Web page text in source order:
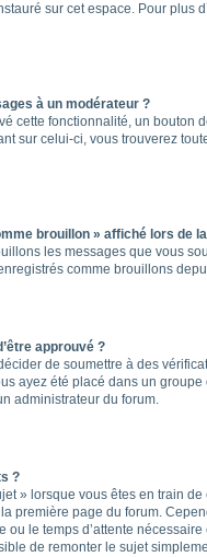
sur cet espace. Pour plus
à un modérateur ?
cette fonctionnalité, un bouton
sur celui-ci, vous trouverez
brouillon » affiché lors de
les messages que vous
comme brouillons
approuvé ?
de soumettre à des
ayez été placé dans un
administrateur du forum.
?
» lorsque vous êtes en train
première page du forum.
le temps d’attente
de remonter le sujet